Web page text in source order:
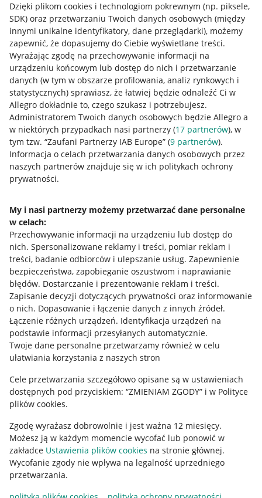
Dzięki plikom cookies i technologiom pokrewnym (np. piksele,
SDK) oraz przetwarzaniu Twoich danych osobowych (między
innymi unikalne identyfikatory, dane przeglądarki), możemy
zapewnić, że dopasujemy do Ciebie wyświetlane treści.
Wyrażając zgodę na przechowywanie informacji na
urządzeniu końcowym lub dostęp do nich i przetwarzanie
danych (w tym w obszarze profilowania, analiz rynkowych i
statystycznych) sprawiasz, że łatwiej będzie odnaleźć Ci w
Allegro dokładnie to, czego szukasz i potrzebujesz.
Administratorem Twoich danych osobowych będzie Allegro a
w niektórych przypadkach nasi partnerzy (17 partnerów), w
tym tzw. “Zaufani Partnerzy IAB Europe” (9 partnerów).
Informacja o celach przetwarzania danych osobowych przez
naszych partnerów znajduje się w ich politykach ochrony
prywatności.
My i nasi partnerzy możemy przetwarzać dane personalne
w celach:
Przechowywanie informacji na urządzeniu lub dostęp do
nich. Spersonalizowane reklamy i treści, pomiar reklam i
treści, badanie odbiorców i ulepszanie usług. Zapewnienie
bezpieczeństwa, zapobieganie oszustwom i naprawianie
błędów. Dostarczanie i prezentowanie reklam i treści.
Zapisanie decyzji dotyczących prywatności oraz informowanie
o nich. Dopasowanie i łączenie danych z innych źródeł.
Łączenie różnych urządzeń. Identyfikacja urządzeń na
podstawie informacji przesyłanych automatycznie.
Twoje dane personalne przetwarzamy również w celu
ułatwiania korzystania z naszych stron
Cele przetwarzania szczegółowo opisane są w ustawieniach
dostępnych pod przyciskiem: “ZMIENIAM ZGODY” i w Polityce
plików cookies.
Zgodę wyrażasz dobrowolnie i jest ważna 12 miesięcy.
Możesz ją w każdym momencie wycofać lub ponowić w
zakładce Ustawienia plików cookies na stronie głównej.
Wycofanie zgody nie wpływa na legalność uprzedniego
przetwarzania.
Przydatne informacje
Jak to działa
Allegro Gadane dla sprzedających
Allegro Gadane dla kupujących
Mapa miejscowości
Informacje prawne
Regulamin
Polityka plików "cookies"
Ustawienia plików "cookies"
Udostępnianie lokalizacji
Informacje dla Aktu o Usługach Cyfrowych
Pobierz aplikację